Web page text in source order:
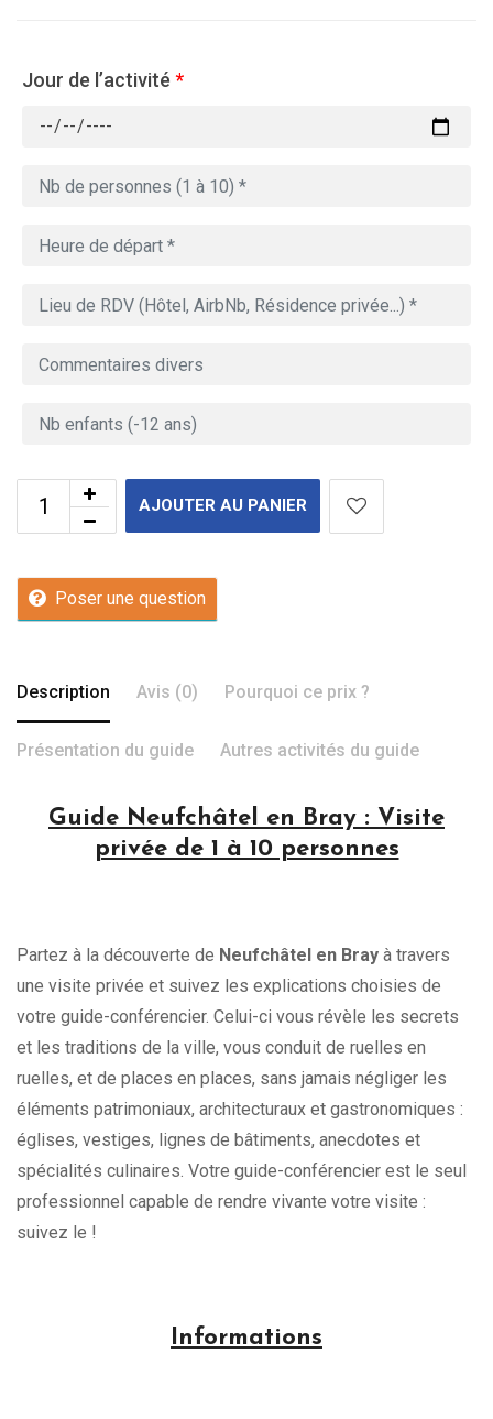
Jour de l’activité *
AJOUTER AU PANIER
Poser une question
Description Avis (0) Pourquoi ce prix ?
Présentation du guide Autres activités du guide
Guide Neufchâtel en Bray : Visite
privée de 1 à 10 personnes
Partez à la découverte de Neufchâtel en Bray à travers
une visite privée et suivez les explications choisies de
votre guide-conférencier. Celui-ci vous révèle les secrets
et les traditions de la ville, vous conduit de ruelles en
ruelles, et de places en places, sans jamais négliger les
éléments patrimoniaux, architecturaux et gastronomiques :
églises, vestiges, lignes de bâtiments, anecdotes et
spécialités culinaires. Votre guide-conférencier est le seul
professionnel capable de rendre vivante votre visite :
suivez le !
Informations